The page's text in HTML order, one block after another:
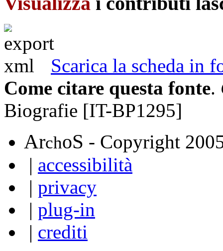
Scarica la scheda in
Come citare questa fonte.
Biografie [IT-BP1295]
ArchoS - Copyright
| accessibilità
| privacy
| plug-in
| crediti